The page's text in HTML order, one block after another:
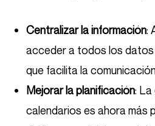
Centralizar la información:
acceder a todos los datos
que facilita la
Mejorar la planificación:
calendarios es ahora más